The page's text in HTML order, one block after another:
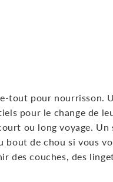
tout pour nourrisson.
pour le change de
ou long voyage. Un
de chou si vous
des couches, des